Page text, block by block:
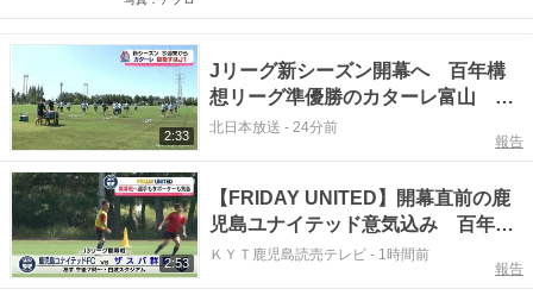
2:33
Jリーグ新シーズン開幕へ 百年構
想リーグ準優勝のカターレ富山 攻
撃サッカーでJ１昇格目指す 富山
北日本放送 - 24分前
報告
2:53
【FRIDAY UNITED】開幕直前の鹿
児島ユナイテッド意気込み 百年構
想リーグJ3勢最高5位
ＫＹＴ鹿児島読売テレビ - 1時間前
報告